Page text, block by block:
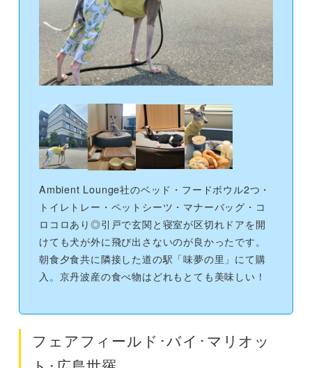
Ambient Lounge社のベッド・フードボウル2つ・
トイレトレー・ペットシーツ・マナーバッグ・コ
ロコロあり◎引戸で玄関と寝室が区切れドアを開
けても犬が外に飛び出さないのが良かったです。
朝食夕食共に隣接した道の駅「味夢の里」にて購
入。京丹波産の食べ物はどれもとても美味しい！
フェアフィールド･バイ･マリオッ